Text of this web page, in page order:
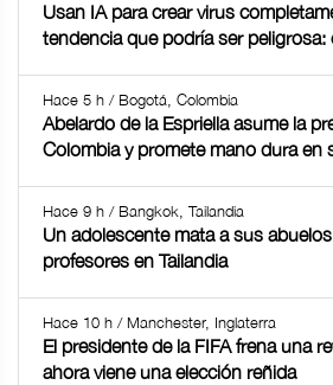
Usan IA para crear virus
tendencia que podría ser peligrosa:
Hace 5 h / Bogotá, Colombia
Abelardo de la Espriella asume la
Colombia y promete mano dura en
Hace 9 h / Bangkok, Tailandia
Un adolescente mata a sus
profesores en Tailandia
Hace 10 h / Manchester, Inglaterra
El presidente de la FIFA frena una
ahora viene una elección reñida